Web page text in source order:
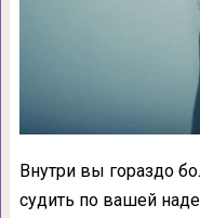
Внутри вы гораздо
судить по вашей